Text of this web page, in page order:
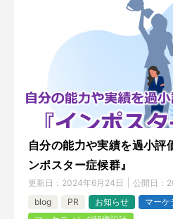
自分の能力や実績を過小評
ンポスター症候群』
更新日： 2024年6月24日 公開日：
blog
PR お知らせ
マーケ